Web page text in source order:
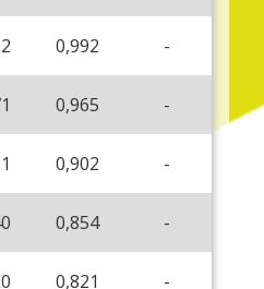
0,992 -
0,965 -
0,902 -
0,854 -
0,821 -